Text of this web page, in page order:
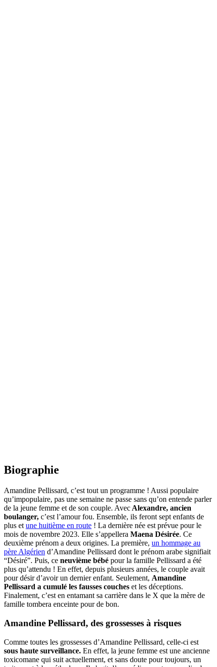
Biographie
Amandine Pellissard, c’est tout un programme ! Aussi populaire
qu’impopulaire, pas une semaine ne passe sans qu’on entende parler
de la jeune femme et de son couple. Avec Alexandre, ancien
boulanger, c’est l’amour fou. Ensemble, ils feront sept enfants de
plus et une huitième en route ! La dernière née est prévue pour le
mois de novembre 2023. Elle s’appellera Maena Désirée. Ce
deuxième prénom a deux origines. La première, un hommage au
père Algérien d’Amandine Pellissard dont le prénom arabe signifiait
“Désiré”. Puis, ce neuvième bébé pour la famille Pellissard a été
plus qu’attendu ! En effet, depuis plusieurs années, le couple avait
pour désir d’avoir un dernier enfant. Seulement, Amandine
Pellissard a cumulé les fausses couches et les déceptions.
Finalement, c’est en entamant sa carrière dans le X que la mère de
famille tombera enceinte pour de bon.
Amandine Pellissard, des grossesses à risques
Comme toutes les grossesses d’Amandine Pellissard, celle-ci est
sous haute surveillance. En effet, la jeune femme est une ancienne
toxicomane qui suit actuellement, et sans doute pour toujours, un